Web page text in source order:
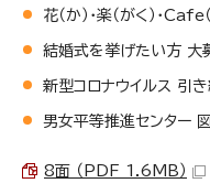
花（か）・楽（がく）・
結婚式を挙げたい方 大
新型コロナウイルス 引
男女平等推進センター
8面 （PDF 1.6MB）